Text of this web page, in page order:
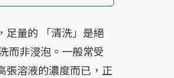
量的 「清洗」是絕
而非浸泡。一般常受
張溶液的濃度而已，正